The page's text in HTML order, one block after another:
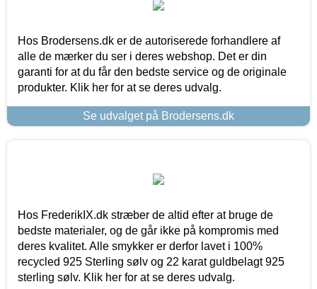
Hos Brodersens.dk er de autoriserede forhandlere af
alle de mærker du ser i deres webshop. Det er din
garanti for at du får den bedste service og de originale
produkter. Klik her for at se deres udvalg.
Se udvalget på Brodersens.dk
Hos FrederikIX.dk stræber de altid efter at bruge de
bedste materialer, og de går ikke på kompromis med
deres kvalitet. Alle smykker er derfor lavet i 100%
recycled 925 Sterling sølv og 22 karat guldbelagt 925
sterling sølv. Klik her for at se deres udvalg.